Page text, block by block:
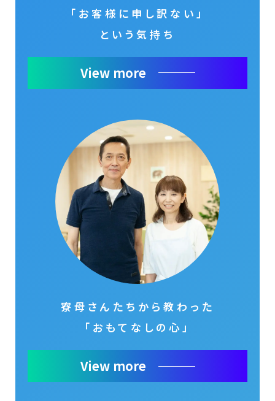
「お客様に申し訳ない」
という気持ち
View more
寮母さんたちから教わった
「おもてなしの心」
View more